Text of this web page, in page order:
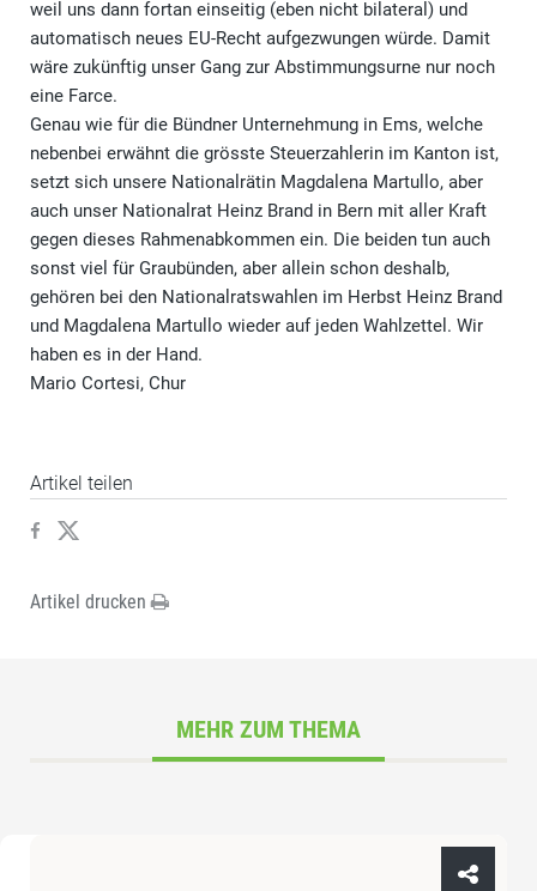
weil uns dann fortan einseitig (eben nicht bilateral) und
automatisch neues EU-Recht aufgezwungen würde. Damit
wäre zukünftig unser Gang zur Abstimmungsurne nur noch
eine Farce.
Genau wie für die Bündner Unternehmung in Ems, welche
nebenbei erwähnt die grösste Steuerzahlerin im Kanton ist,
setzt sich unsere Nationalrätin Magdalena Martullo, aber
auch unser Nationalrat Heinz Brand in Bern mit aller Kraft
gegen dieses Rahmenabkommen ein. Die beiden tun auch
sonst viel für Graubünden, aber allein schon deshalb,
gehören bei den Nationalratswahlen im Herbst Heinz Brand
und Magdalena Martullo wieder auf jeden Wahlzettel. Wir
haben es in der Hand.
Mario Cortesi, Chur
Artikel teilen
Artikel drucken
MEHR ZUM THEMA